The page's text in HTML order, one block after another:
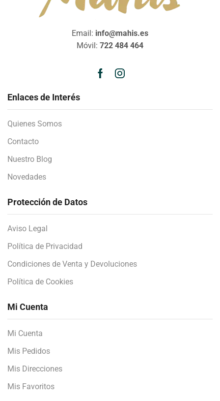
Email: info@mahis.es
Móvil: 722 484 464
Enlaces de Interés
Quienes Somos
Contacto
Nuestro Blog
Novedades
Protección de Datos
Aviso Legal
Política de Privacidad
Condiciones de Venta y Devoluciones
Política de Cookies
Mi Cuenta
Mi Cuenta
Mis Pedidos
Mis Direcciones
Mis Favoritos